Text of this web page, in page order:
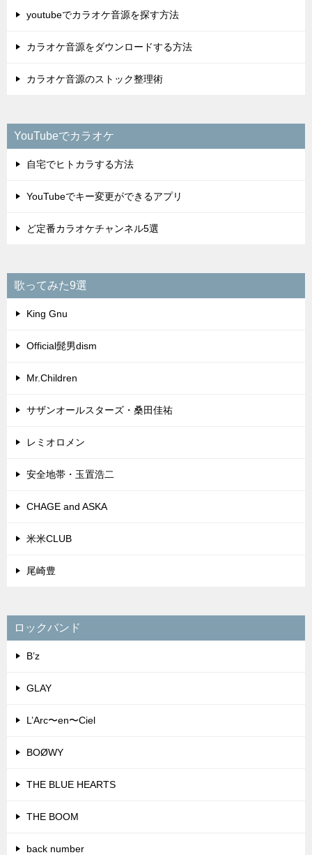
youtubeでカラオケ音源を探す方法
カラオケ音源をダウンロードする方法
カラオケ音源のストック整理術
YouTubeでカラオケ
自宅でヒトカラする方法
YouTubeでキー変更ができるアプリ
ど定番カラオケチャンネル5選
歌ってみた9選
King Gnu
Official髭男dism
Mr.Children
サザンオールスターズ・桑田佳祐
レミオロメン
安全地帯・玉置浩二
CHAGE and ASKA
米米CLUB
尾崎豊
ロックバンド
B’z
GLAY
L’Arc〜en〜Ciel
BOØWY
THE BLUE HEARTS
THE BOOM
back number